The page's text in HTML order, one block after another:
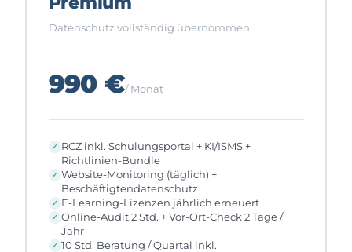
Datenschutz vollständig übernommen.
990 €/ Monat
RCZ inkl. Schulungsportal + KI/ISMS +
Richtlinien-Bundle
Website-Monitoring (täglich) +
Beschäftigtendatenschutz
E-Learning-Lizenzen jährlich erneuert
Online-Audit 2 Std. + Vor-Ort-Check 2 Tage /
Jahr
10 Std. Beratung / Quartal inkl.